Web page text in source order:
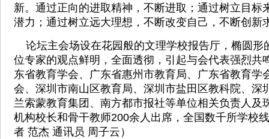
新。通过正向的进取精神，不断进取；通过树立目标
潜力；通过树立远大理想，不断改变自己，不断创新
论坛主会场设在花园般的文理学校报告厅，椭圆形
位专家的观点鲜明，全面透彻，引起与会代表强烈共
东省教育学会、广东省惠州市教育局、广东省教育学
会、深圳市南山区教育局、深圳市盐田区教科院、深
兰索蒙教育集团、南方都市报社等单位相关负责人及
机构校长和骨干教师200余人出席，全国数千所学校
者 范杰 通讯员 周子云）